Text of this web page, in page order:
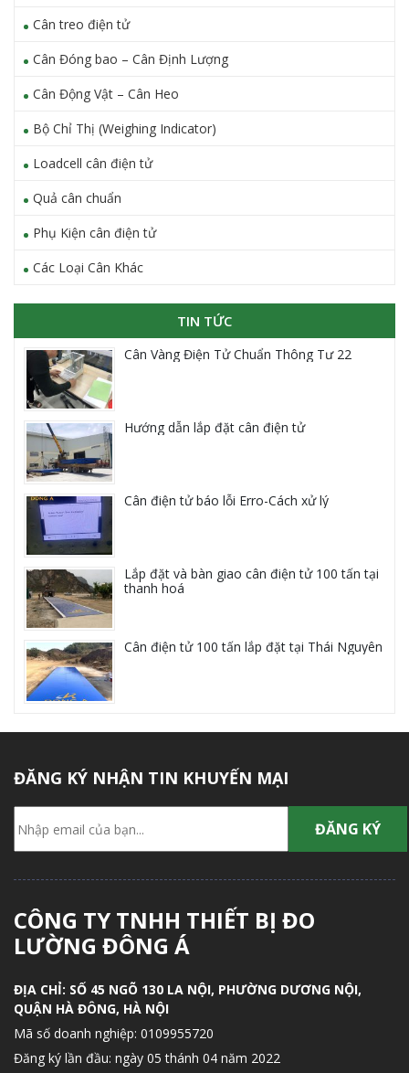
Cân treo điện tử
Cân Đóng bao – Cân Định Lượng
Cân Động Vật – Cân Heo
Bộ Chỉ Thị (Weighing Indicator)
Loadcell cân điện tử
Quả cân chuẩn
Phụ Kiện cân điện tử
Các Loại Cân Khác
TIN TỨC
Cân Vàng Điện Tử Chuẩn Thông Tư 22
Hướng dẫn lắp đặt cân điện tử
Cân điện tử báo lỗi Erro-Cách xử lý
Lắp đặt và bàn giao cân điện tử 100 tấn tại
thanh hoá
Cân điện tử 100 tấn lắp đặt tại Thái Nguyên
ĐĂNG KÝ NHẬN TIN KHUYẾN MẠI
CÔNG TY TNHH THIẾT BỊ ĐO
LƯỜNG ĐÔNG Á
ĐỊA CHỈ: SỐ 45 NGÕ 130 LA NỘI, PHƯỜNG DƯƠNG NỘI,
QUẬN HÀ ĐÔNG, HÀ NỘI
Mã số doanh nghiệp: 0109955720
Đăng ký lần đầu: ngày 05 thánh 04 năm 2022